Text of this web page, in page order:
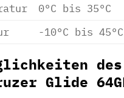
0°C bis 35°C
-10°C bis 45°C
des
Glide